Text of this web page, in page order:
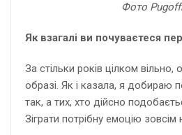
Фото
Як взагалі ви почуваєтеся
За стільки років цілком
образі. Як і казала, я добираю
так, а тих, хто дійсно
Зіграти потрібну емоцію